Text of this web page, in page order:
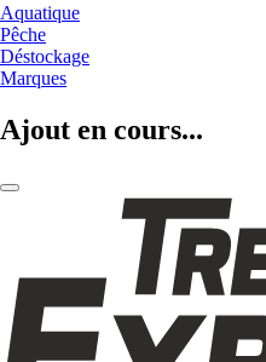
Aquatique
Pêche
Déstockage
Marques
Ajout en cours...